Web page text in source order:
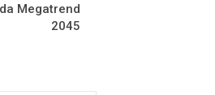
Megatrend
2045